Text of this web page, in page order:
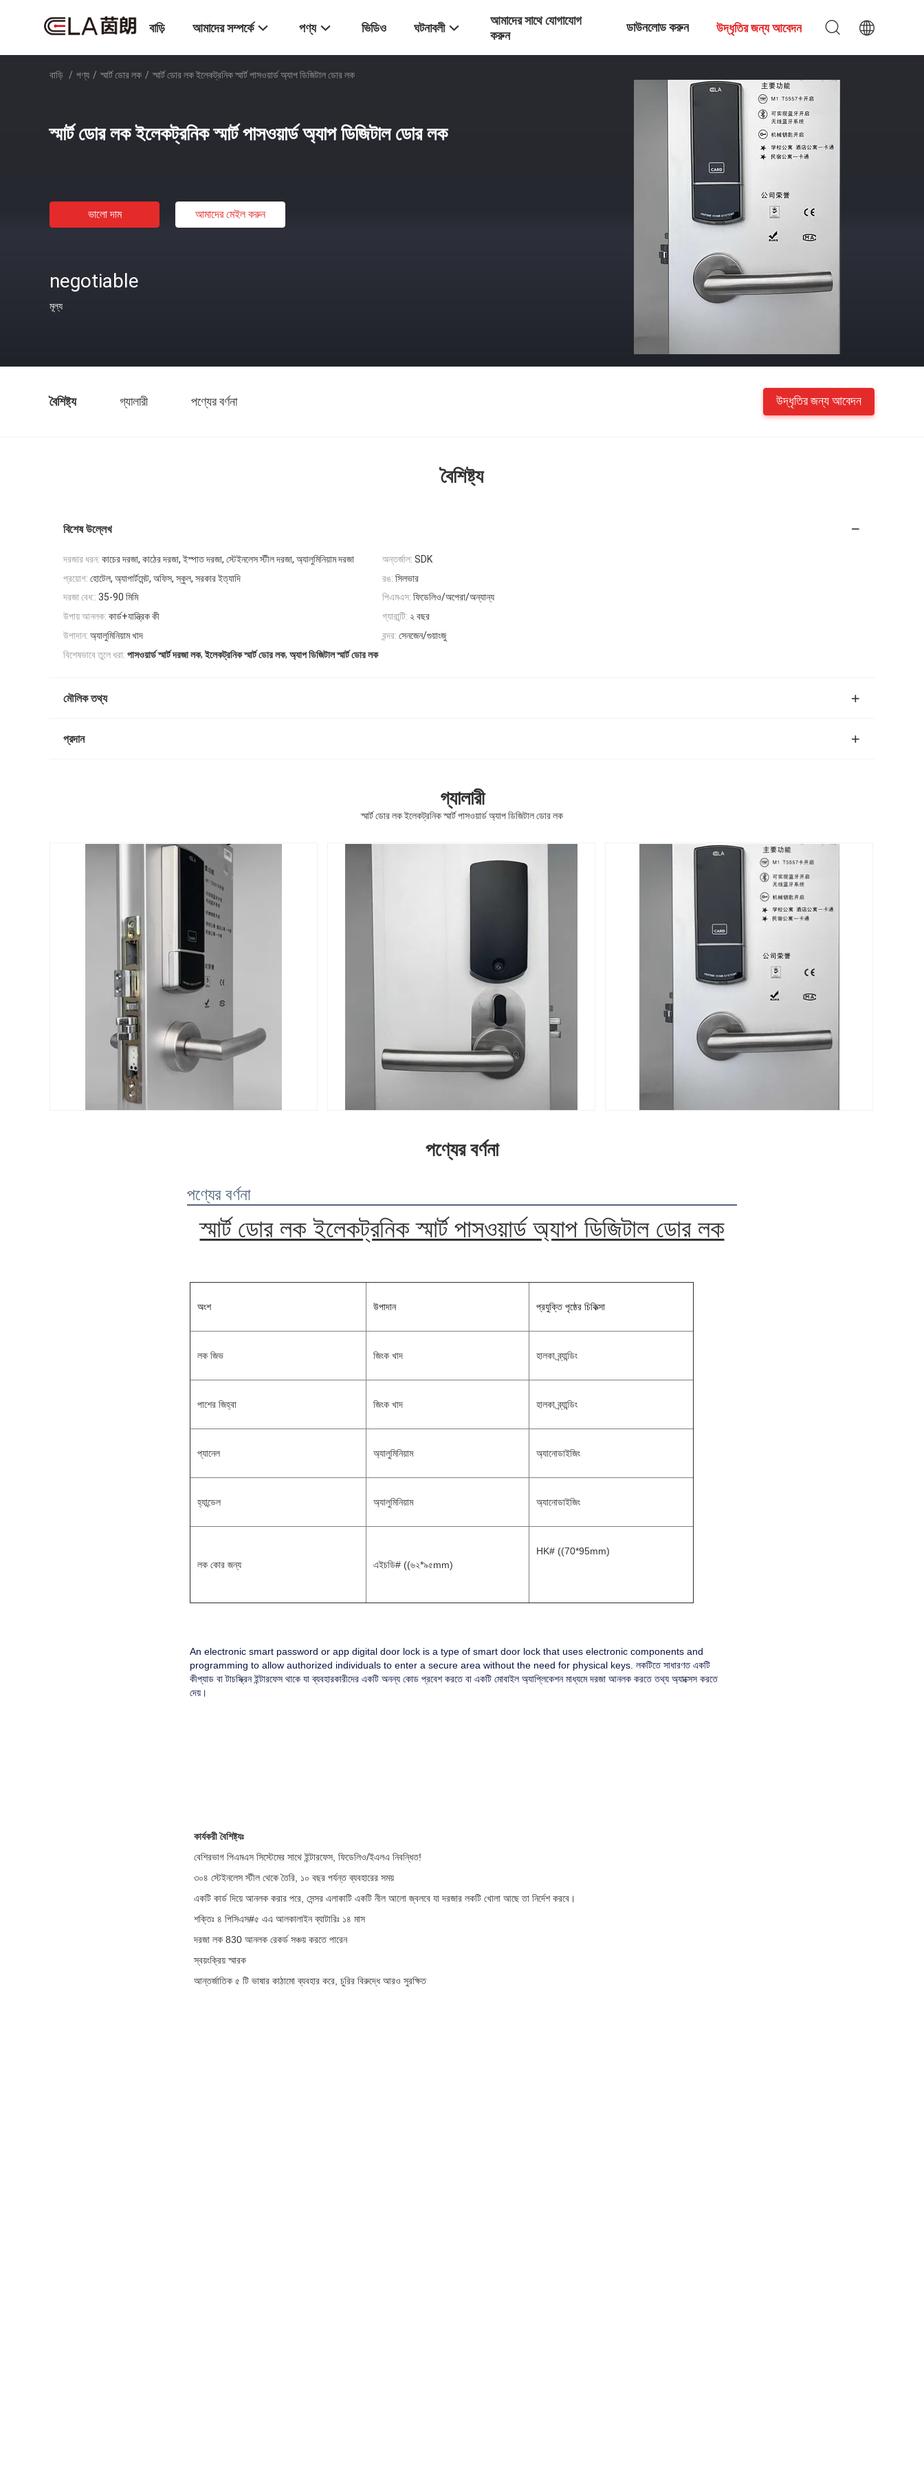
বাড়ি আমাদের সম্পর্কে পণ্য ভিডিও ঘটনাবলী
আমাদের সাথে যোগাযোগ
করুন
ডাউনলোড করুন উদ্ধৃতির জন্য আবেদন
বাড়ি / পণ্য / স্মার্ট ডোর লক / স্মার্ট ডোর লক ইলেকট্রনিক স্মার্ট পাসওয়ার্ড অ্যাপ ডিজিটাল ডোর লক
স্মার্ট ডোর লক ইলেকট্রনিক স্মার্ট পাসওয়ার্ড অ্যাপ ডিজিটাল ডোর লক
ভালো দাম আমাদের মেইল ​​করুন
negotiable
মূল্য
বৈশিষ্ট্য গ্যালারী পণ্যের বর্ণনা উদ্ধৃতির জন্য আবেদন
বৈশিষ্ট্য
বিশেষ উল্লেখ
দরজার ধরন: কাচের দরজা, কাঠের দরজা, ইস্পাত দরজা, স্টেইনলেস স্টীল দরজা, অ্যালুমিনিয়াম দরজা অন্তর্জাল: SDK
প্রয়োগ: হোটেল, অ্যাপার্টমেন্ট, অফিস, স্কুল, সরকার ইত্যাদি রঙ: সিলভার
দরজা বেধ:: 35-90 মিমি পিএমএস: ফিডেলিও/অপেরা/অন্যান্য
উপায় আনলক: কার্ড+যান্ত্রিক কী গ্যারান্টি: ২ বছর
উপাদান: অ্যালুমিনিয়াম খাদ বন্দর: সেনজেন/গুয়াংজু
বিশেষভাবে তুলে ধরা: পাসওয়ার্ড স্মার্ট দরজা লক,ইলেকট্রনিক স্মার্ট ডোর লক, অ্যাপ ডিজিটাল স্মার্ট ডোর লক
মৌলিক তথ্য
প্রদান
গ্যালারী
স্মার্ট ডোর লক ইলেকট্রনিক স্মার্ট পাসওয়ার্ড অ্যাপ ডিজিটাল ডোর লক
পণ্যের বর্ণনা
পণ্যের বর্ণনা
স্মার্ট ডোর লক ইলেকট্রনিক স্মার্ট পাসওয়ার্ড অ্যাপ ডিজিটাল ডোর লক
অংশ উপাদান প্রযুক্তি পৃষ্ঠের চিকিত্সা
লক জিভ জিংক খাদ হালকা ব্র্যান্ডিং
পাশের জিহ্বা জিংক খাদ হালকা ব্র্যান্ডিং
প্যানেল অ্যালুমিনিয়াম অ্যানোডাইজিং
হ্যান্ডেল অ্যালুমিনিয়াম অ্যানোডাইজিং
লক কোর জন্য এইচডি# ((৬২*৯৫mm)
HK# ((70*95mm)
An electronic smart password or app digital door lock is a type of smart door lock that uses electronic components and
programming to allow authorized individuals to enter a secure area without the need for physical keys. লকটিতে সাধারণত একটি
কীপ্যাড বা টাচস্ক্রিন ইন্টারফেস থাকে যা ব্যবহারকারীদের একটি অনন্য কোড প্রবেশ করতে বা একটি মোবাইল অ্যাপ্লিকেশন মাধ্যমে দরজা আনলক করতে তথ্য অ্যাক্সেস করতে
দেয়।